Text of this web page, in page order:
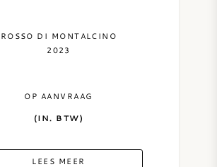
ROSSO DI MONTALCINO
2023
OP AANVRAAG
(IN. BTW)
LEES MEER